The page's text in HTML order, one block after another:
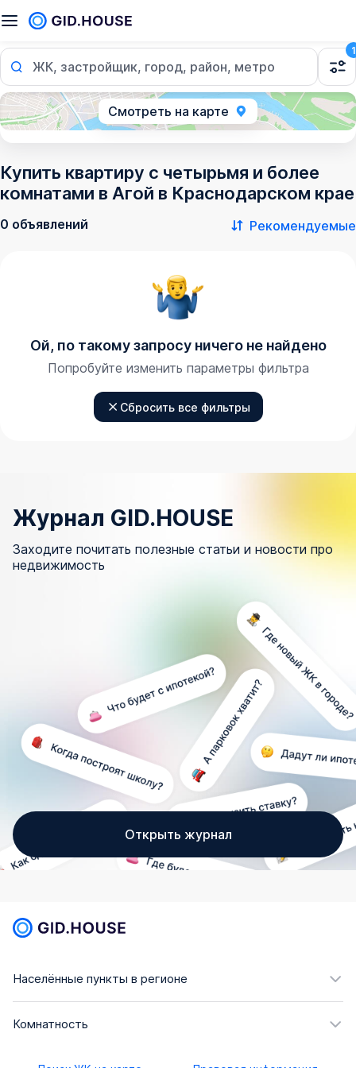
ЖК, застройщик, город, район, метро
1
Смотреть на карте
Купить квартиру с четырьмя и более
комнатами в Агой в Краснодарском крае
0 объявлений Рекомендуемые
Ой, по такому запросу ничего не найдено
Попробуйте изменить параметры фильтра
Сбросить все фильтры
Журнал GID.HOUSE
Заходите почитать полезные статьи и новости про
недвижимость
Открыть журнал
Населённые пункты в регионе
Комнатность